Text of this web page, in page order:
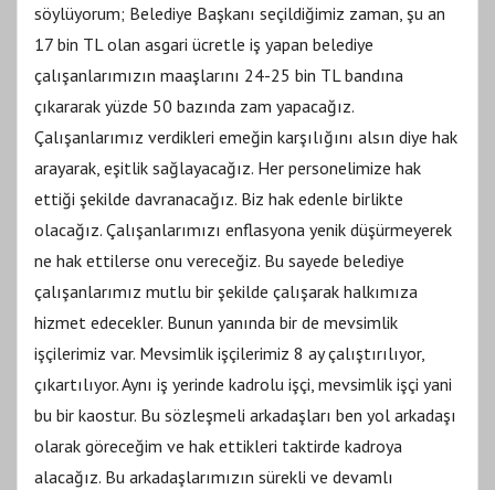
söylüyorum; Belediye Başkanı seçildiğimiz zaman, şu an
17 bin TL olan asgari ücretle iş yapan belediye
çalışanlarımızın maaşlarını 24-25 bin TL bandına
çıkararak yüzde 50 bazında zam yapacağız.
Çalışanlarımız verdikleri emeğin karşılığını alsın diye hak
arayarak, eşitlik sağlayacağız. Her personelimize hak
ettiği şekilde davranacağız. Biz hak edenle birlikte
olacağız. Çalışanlarımızı enflasyona yenik düşürmeyerek
ne hak ettilerse onu vereceğiz. Bu sayede belediye
çalışanlarımız mutlu bir şekilde çalışarak halkımıza
hizmet edecekler. Bunun yanında bir de mevsimlik
işçilerimiz var. Mevsimlik işçilerimiz 8 ay çalıştırılıyor,
çıkartılıyor. Aynı iş yerinde kadrolu işçi, mevsimlik işçi yani
bu bir kaostur. Bu sözleşmeli arkadaşları ben yol arkadaşı
olarak göreceğim ve hak ettikleri taktirde kadroya
alacağız. Bu arkadaşlarımızın sürekli ve devamlı